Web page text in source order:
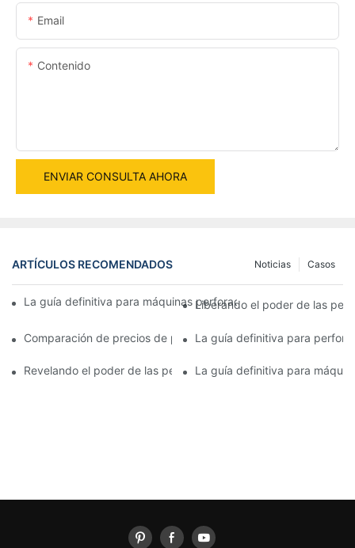
Email
Contenido
ENVIAR CONSULTA AHORA
ARTÍCULOS RECOMENDADOS Casos
Noticias
La guía definitiva para máquinas perforadoras rotativas: todo
Liberando el poder de las
Comparación de precios de perforadoras rotativas: encontrar
La guía definitiva para
Revelando el poder de las perforadoras rotativas hidráulicas:
La guía definitiva para